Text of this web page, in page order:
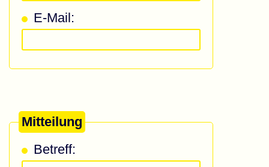
E-Mail:
Mitteilung
Betreff: